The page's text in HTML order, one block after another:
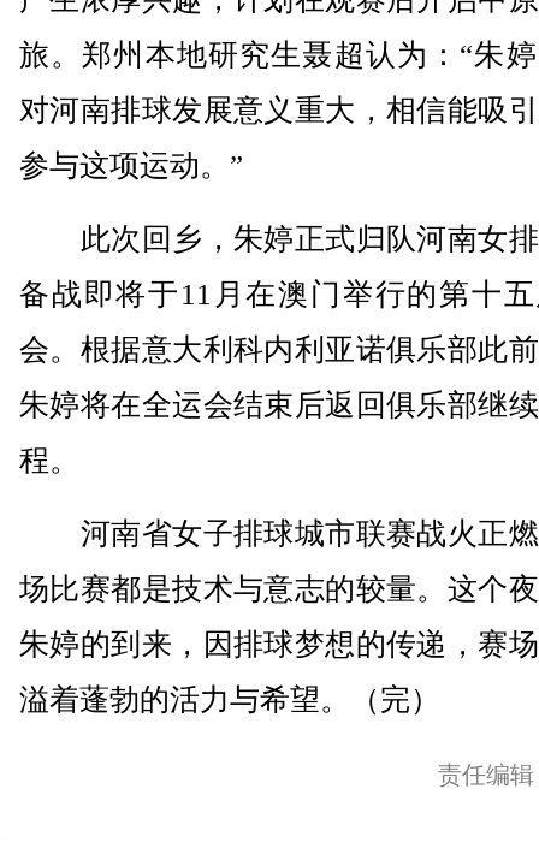
旅。郑州本地研究生聂超认为：“朱
对河南排球发展意义重大，相信能吸
参与这项运动。”
此次回乡，朱婷正式归队河南女
备战即将于11月在澳门举行的第十
会。根据意大利科内利亚诺俱乐部此
朱婷将在全运会结束后返回俱乐部继
程。
河南省女子排球城市联赛战火正
场比赛都是技术与意志的较量。这个
朱婷的到来，因排球梦想的传递，赛
溢着蓬勃的活力与希望。（完）
责任编